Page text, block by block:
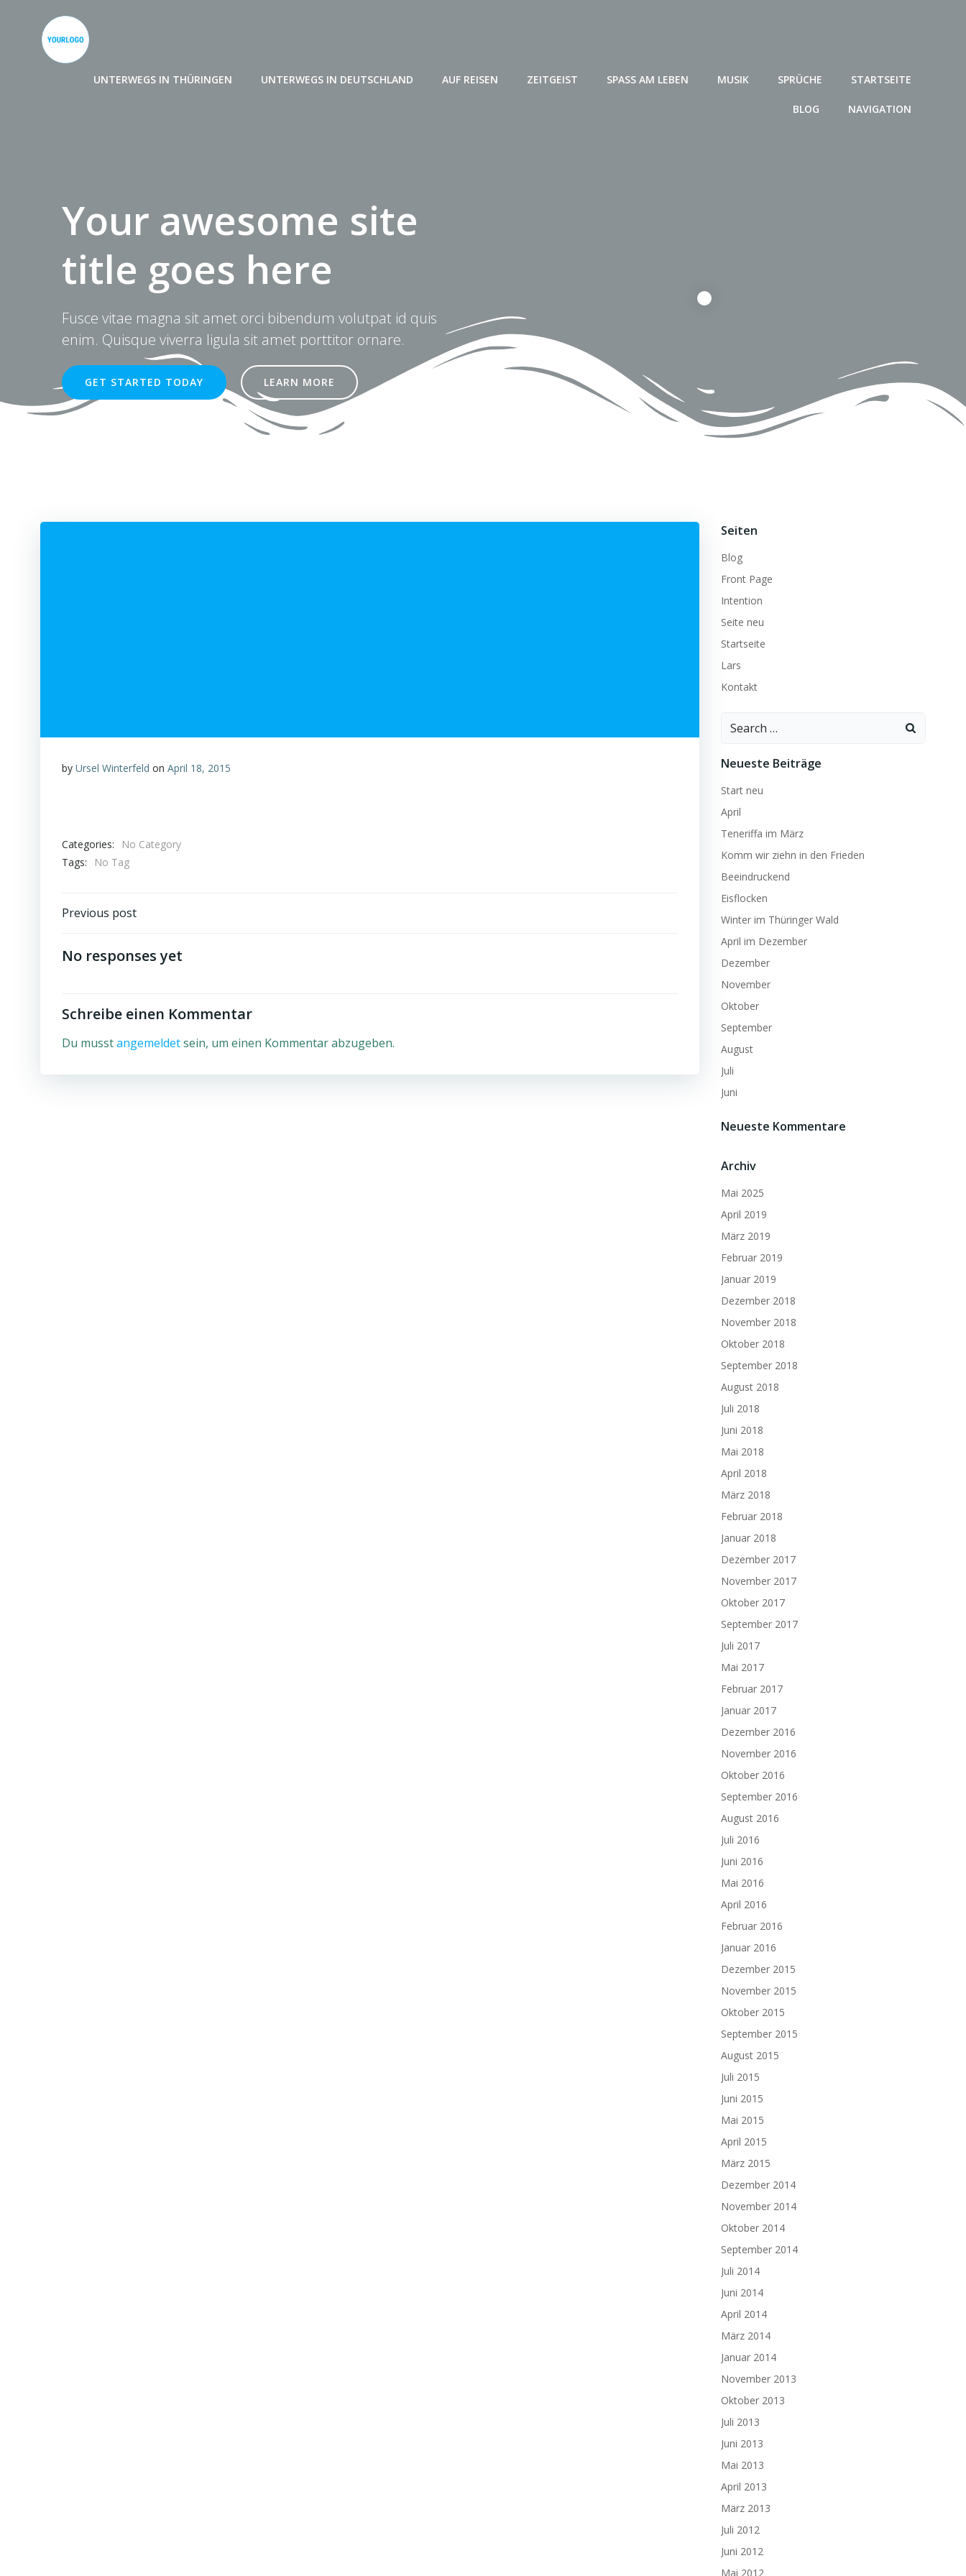
springen
UNTERWEGS IN THÜRINGEN UNTERWEGS IN DEUTSCHLAND AUF REISEN ZEITGEIST SPASS AM LEBEN MUSIK SPRÜCHE STARTSEITE
BLOG NAVIGATION
Your awesome site
title goes here
Fusce vitae magna sit amet orci bibendum volutpat id quis
enim. Quisque viverra ligula sit amet porttitor ornare.
GET STARTED TODAY LEARN MORE
by Ursel Winterfeld on April 18, 2015
Categories:
No Category
Tags:
No Tag
Beitragsnavigation
Previous post
No responses yet
Schreibe einen Kommentar
Du musstangemeldetsein, um einen Kommentar abzugeben.
Seiten
Blog
Front Page
Intention
Seite neu
Startseite
Lars
Kontakt
Search
Neueste Beiträge
Start neu
April
Teneriffa im März
Komm wir ziehn in den Frieden
Beeindruckend
Eisflocken
Winter im Thüringer Wald
April im Dezember
Dezember
November
Oktober
September
August
Juli
Juni
Neueste Kommentare
Archiv
Mai 2025
April 2019
März 2019
Februar 2019
Januar 2019
Dezember 2018
November 2018
Oktober 2018
September 2018
August 2018
Juli 2018
Juni 2018
Mai 2018
April 2018
März 2018
Februar 2018
Januar 2018
Dezember 2017
November 2017
Oktober 2017
September 2017
Juli 2017
Mai 2017
Februar 2017
Januar 2017
Dezember 2016
November 2016
Oktober 2016
September 2016
August 2016
Juli 2016
Juni 2016
Mai 2016
April 2016
Februar 2016
Januar 2016
Dezember 2015
November 2015
Oktober 2015
September 2015
August 2015
Juli 2015
Juni 2015
Mai 2015
April 2015
März 2015
Dezember 2014
November 2014
Oktober 2014
September 2014
Juli 2014
Juni 2014
April 2014
März 2014
Januar 2014
November 2013
Oktober 2013
Juli 2013
Juni 2013
Mai 2013
April 2013
März 2013
Juli 2012
Juni 2012
Mai 2012